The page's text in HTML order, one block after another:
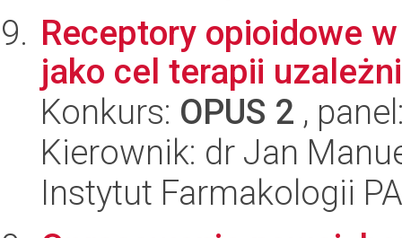
Receptory opioidowe
jako cel terapii
Konkurs: OPUS 2 ,
Kierownik: dr Jan
Instytut Farmakologii